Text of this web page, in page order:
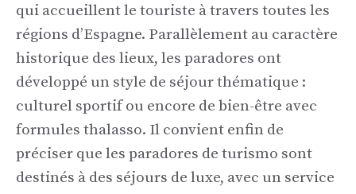
qui accueillent le touriste à travers toutes les
régions d’Espagne. Parallèlement au caractère
historique des lieux, les paradores ont
développé un style de séjour thématique :
culturel sportif ou encore de bien-être avec
formules thalasso. Il convient enfin de
préciser que les paradores de turismo sont
destinés à des séjours de luxe, avec un service